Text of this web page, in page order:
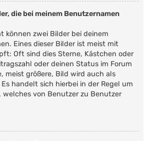
die bei meinem Benutzernamen
können zwei Bilder bei deinem
Eines dieser Bilder ist meist mit
Oft sind dies Sterne, Kästchen oder
oder deinen Status im Forum
meist größere, Bild wird auch als
handelt sich hierbei in der Regel um
welches von Benutzer zu Benutzer